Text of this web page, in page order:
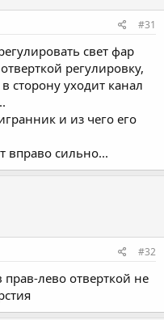
#31
свет фар
регулировку,
сторону уходит канал
и из чего его
вправо сильно...
#32
лево отверткой не